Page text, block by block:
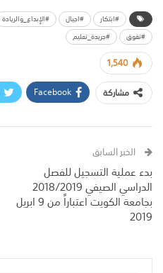
#ابتكار #اجيال #الإبداع_والريادة
#تفوق
#جريدة_تعليم
1,540
مشاركة
Facebook
الخبر السابق
بدء عملية التسجيل للفصل
الدراسي الصيفي 2018/2019
بجامعة الكويت اعتباراً من 9 ابريل
2019